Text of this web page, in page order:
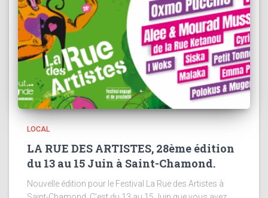
LOCAL
LA RUE DES ARTISTES, 28ème édition
du 13 au 15 Juin à Saint-Chamond.
Nouvelle édition pour le Festival La Rue des Artistes à